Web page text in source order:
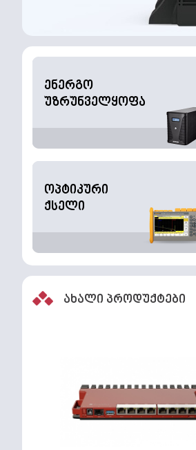
ენერგო
უზრუნველყოფა
ოპტიკური
ქსელი
ახალი პროდუქტები